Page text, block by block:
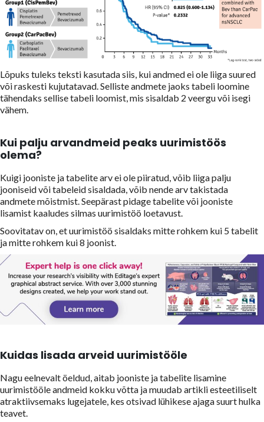
Lõpuks tuleks teksti kasutada siis, kui andmed ei ole liiga suured
või raskesti kujutatavad. Selliste andmete jaoks tabeli loomine
tähendaks sellise tabeli loomist, mis sisaldab 2 veergu või isegi
vähem.
Kui palju arvandmeid peaks uurimistöös
olema?
Kuigi jooniste ja tabelite arv ei ole piiratud, võib liiga palju
jooniseid või tabeleid sisaldada, võib nende arv takistada
andmete mõistmist. Seepärast pidage tabelite või jooniste
lisamist kaaludes silmas uurimistöö loetavust.
Soovitatav on, et uurimistöö sisaldaks mitte rohkem kui 5 tabelit
ja mitte rohkem kui 8 joonist.
Kuidas lisada arveid uurimistööle
Nagu eelnevalt öeldud, aitab jooniste ja tabelite lisamine
uurimistööle andmeid kokku võtta ja muudab artikli esteetiliselt
atraktiivsemaks lugejatele, kes otsivad lühikese ajaga suurt hulka
teavet.